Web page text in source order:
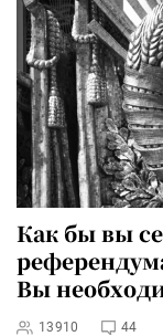
Как бы вы
Вы
13910 44